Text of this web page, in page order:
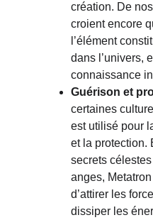
création. De
croient encore
l’élément
dans l’univers,
connaissance
Guérison et
certaines
est utilisé pour
et la protection.
secrets
anges,
d’attirer les
dissiper les